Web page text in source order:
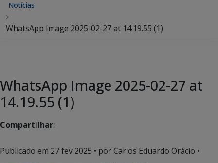
Notícias
WhatsApp Image 2025-02-27 at 14.19.55 (1)
WhatsApp Image 2025-02-27 at
14.19.55 (1)
Compartilhar:
Publicado em 27 fev 2025 • por Carlos Eduardo Orácio •